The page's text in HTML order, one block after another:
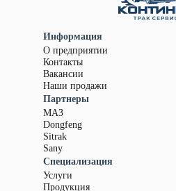
Информация
О предприятии
Контакты
Вакансии
Наши продажи
Партнеры
МАЗ
Dongfeng
Sitrak
Sany
Специализация
Услуги
Продукция